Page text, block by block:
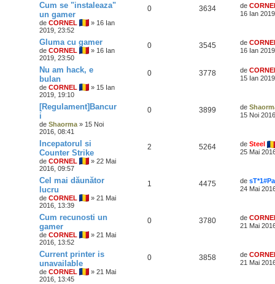
Cum se "instaleaza"
un gamer
de CORNEL
» 16 Ian
2019, 23:52
0 3634 de
16 Ian
Gluma cu gamer
de CORNEL
» 16 Ian
2019, 23:50
0 3545 de
16 Ian
Nu am hack, e
bulan
de CORNEL
» 15 Ian
2019, 19:10
0 3778 de
15 Ian
[Regulament]Bancur
i
de Shaorma » 15 Noi
2016, 08:41
0 3899 de
15 Noi
Incepatorul si
Counter Strike
de CORNEL
» 22 Mai
2016, 09:57
2 5264 de Steel
25 Mai
Cel mai dăunător
lucru
de CORNEL
» 21 Mai
2016, 13:39
1 4475 de
24 Mai
Cum recunosti un
gamer
de CORNEL
» 21 Mai
2016, 13:52
0 3780 de
21 Mai
Current printer is
unavailable
de CORNEL
» 21 Mai
2016, 13:45
0 3858 de
21 Mai